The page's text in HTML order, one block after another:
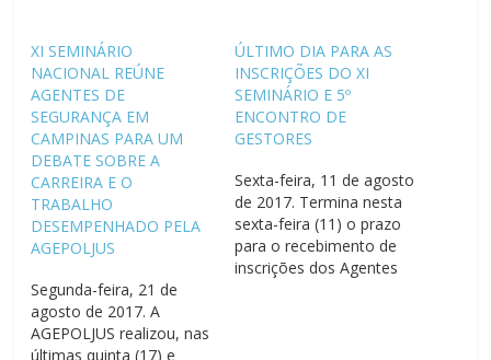
XI SEMINÁRIO
NACIONAL REÚNE
AGENTES DE
SEGURANÇA EM
CAMPINAS PARA UM
DEBATE SOBRE A
CARREIRA E O
TRABALHO
DESEMPENHADO PELA
AGEPOLJUS
Segunda-feira, 21 de
agosto de 2017. A
AGEPOLJUS realizou, nas
últimas quinta (17) e
ÚLTIMO DIA PARA AS
INSCRIÇÕES DO XI
SEMINÁRIO E 5º
ENCONTRO DE
GESTORES
Sexta-feira, 11 de agosto
de 2017. Termina nesta
sexta-feira (11) o prazo
para o recebimento de
inscrições dos Agentes